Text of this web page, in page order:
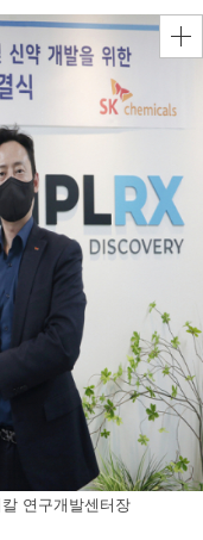
연구개발센터장